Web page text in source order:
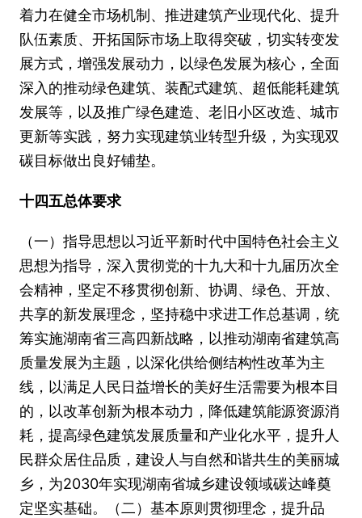
着力在健全市场机制、推进建筑产业现代化、提升
队伍素质、开拓国际市场上取得突破，切实转变发
展方式，增强发展动力，以绿色发展为核心，全面
深入的推动绿色建筑、装配式建筑、超低能耗建筑
发展等，以及推广绿色建造、老旧小区改造、城市
更新等实践，努力实现建筑业转型升级，为实现双
碳目标做出良好铺垫。
十四五总体要求
（一）指导思想以习近平新时代中国特色社会主义
思想为指导，深入贯彻党的十九大和十九届历次全
会精神，坚定不移贯彻创新、协调、绿色、开放、
共享的新发展理念，坚持稳中求进工作总基调，统
筹实施湖南省三高四新战略，以推动湖南省建筑高
质量发展为主题，以深化供给侧结构性改革为主
线，以满足人民日益增长的美好生活需要为根本目
的，以改革创新为根本动力，降低建筑能源资源消
耗，提高绿色建筑发展质量和产业化水平，提升人
民群众居住品质，建设人与自然和谐共生的美丽城
乡，为2030年实现湖南省城乡建设领域碳达峰奠
定坚实基础。（二）基本原则贯彻理念，提升品